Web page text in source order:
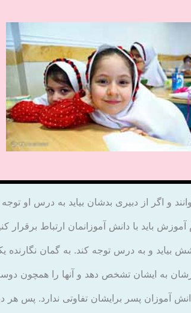
و اگر از دبیری بدشان بیاید به درس او
باید با دانش آموزانمان ارتباط برقرار
بیاید و به درس توجه کند. به گمان نگارنده
به ایشان تشخص دهد و آنها را همچون
آموزان پسر برایشان تفاوتی ندارد. پس هر